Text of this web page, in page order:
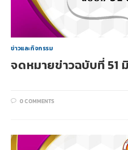
ข่าวและกิจกรรม
จดหมายข่าวฉบับที่ 51
0 COMMENTS